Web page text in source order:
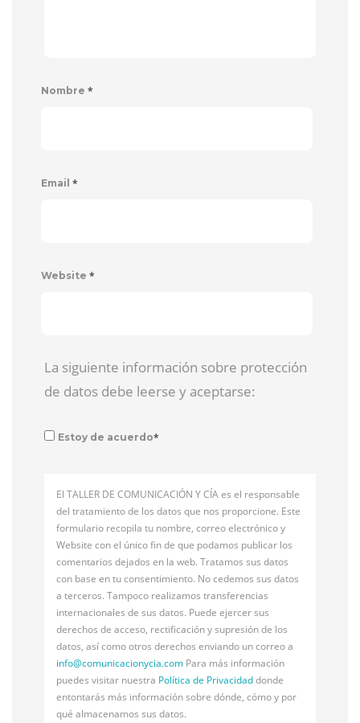
Nombre *
Email *
Website *
La siguiente información sobre protección
de datos debe leerse y aceptarse:
Estoy de acuerdo*
El TALLER DE COMUNICACIÓN Y CÍA es el responsable
del tratamiento de los datos que nos proporcione. Este
formulario recopila tu nombre, correo electrónico y
Website con el único fin de que podamos publicar los
comentarios dejados en la web. Tratamos sus datos
con base en tu consentimiento. No cedemos sus datos
a terceros. Tampoco realizamos transferencias
internacionales de sus datos. Puede ejercer sus
derechos de acceso, rectificación y supresión de los
datos, así como otros derechos enviando un correo a
info@comunicacionycia.com Para más información
puedes visitar nuestra Política de Privacidaddonde
entontarás más información sobre dónde, cómo y por
qué almacenamos sus datos.